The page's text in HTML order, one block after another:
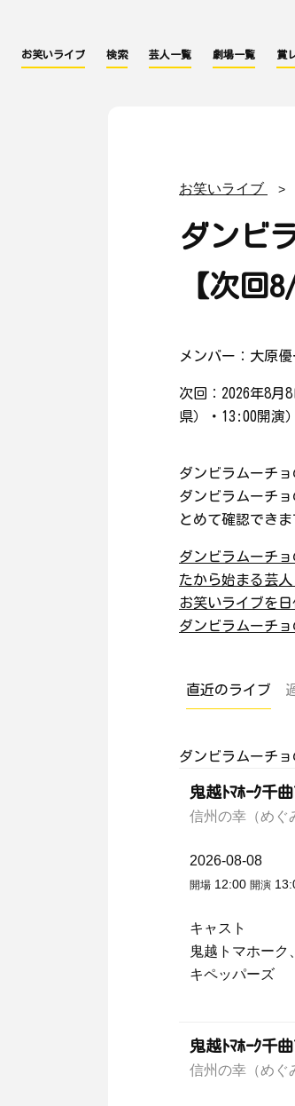
お笑いライブ 検索 芸人一覧 劇場一覧 賞
お笑いライブ
ダンビ
【次回
メンバー：大原
次回：2026年8月
県）・13:00開演）
ダンビラムーチ
ダンビラムーチ
とめて確認できま
ダンビラムーチ
たから始まる芸
お笑いライブを
ダンビラムーチ
直近のライブ
ダンビラムーチ
鬼越ﾄﾏﾎｰｸ千
信州の幸（めぐ
2026-08-08
開場 12:00 開演
キャスト
鬼越トマホーク
キペッパーズ
鬼越ﾄﾏﾎｰｸ千
信州の幸（めぐ